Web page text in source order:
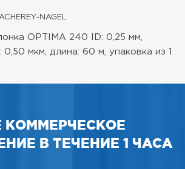
NAGEL
OPTIMA 240 ID: 0,25 мм,
мкм, длина: 60 м, упаковка из 1
КОММЕРЧЕСКОЕ
В ТЕЧЕНИЕ 1 ЧАСА